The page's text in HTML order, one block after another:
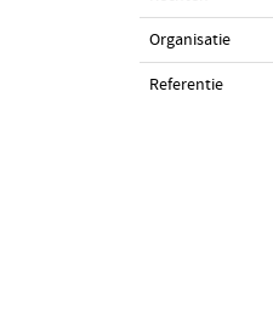
Organisatie
Referentie